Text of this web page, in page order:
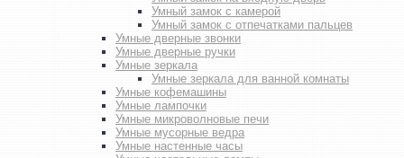
Умный замок с камерой
Умный замок с отпечатками пальцев
Умные дверные звонки
Умные дверные ручки
Умные зеркала
Умные зеркала для ванной комнаты
Умные кофемашины
Умные лампочки
Умные микроволновые печи
Умные мусорные ведра
Умные настенные часы